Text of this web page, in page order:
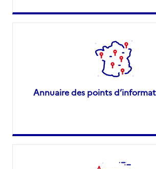
Annuaire des points